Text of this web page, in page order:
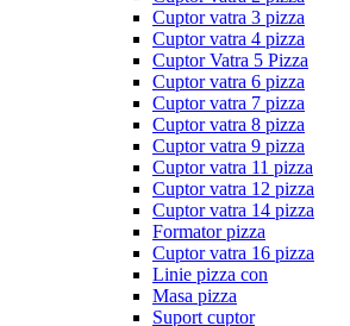
Cuptor vatra 3 pizza
Cuptor vatra 4 pizza
Cuptor Vatra 5 Pizza
Cuptor vatra 6 pizza
Cuptor vatra 7 pizza
Cuptor vatra 8 pizza
Cuptor vatra 9 pizza
Cuptor vatra 11 pizza
Cuptor vatra 12 pizza
Cuptor vatra 14 pizza
Formator pizza
Cuptor vatra 16 pizza
Linie pizza con
Masa pizza
Suport cuptor